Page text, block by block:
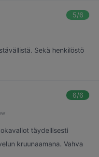
5/6
Sekä henkilöstö
6/6
täydellisesti
kruunaamana. Vahva